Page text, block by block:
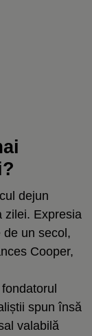
dejun
zilei. Expresia
un secol,
Cooper,
spun însă
valabilă